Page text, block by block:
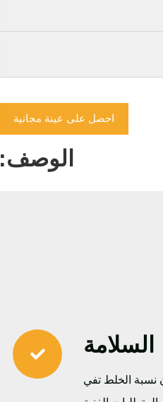
احصل على عينة مجانية
الوصف:
السلامة
نسبة الخلط تفي